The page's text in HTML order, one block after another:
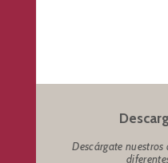
Descárgate